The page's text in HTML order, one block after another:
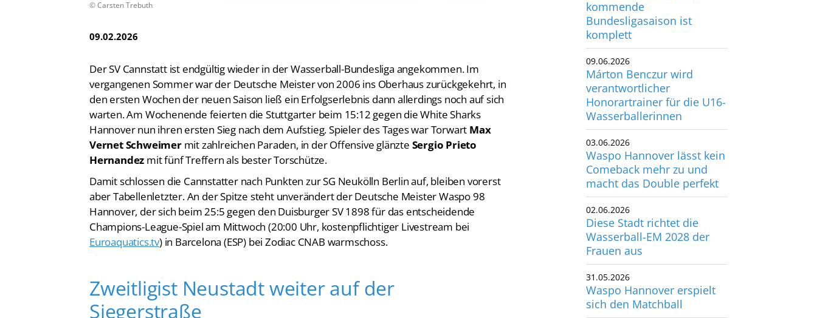
vergangenen Sommer war der Deutsche Meister von 2006 ins Oberhaus zurückgekehrt, in
den ersten Wochen der neuen Saison ließ ein Erfolgserlebnis dann allerdings noch auf sich
warten. Am Wochenende feierten die Stuttgarter beim 15:12 gegen die White Sharks
Hannover nun ihren ersten Sieg nach dem Aufstieg. Spieler des Tages war TorwartMax
Vernet Schweimermit zahlreichen Paraden, in der Offensive glänzteSergioPrieto
Hernandezmit fünf Treffern als bester Torschütze.
Damit schlossen die Cannstatter nach Punkten zur SG Neukölln Berlin auf, bleiben vorerst
aber Tabellenletzter. An der Spitze steht unverändert der Deutsche Meister Waspo 98
Hannover, der sich beim 25:5 gegen denDuisburger SV 1898 für das entscheidende
Champions-League-Spiel am Mittwoch (20:00 Uhr, kostenpflichtiger Livestream bei
Euroaquatics.tv) in Barcelona (ESP) bei Zodiac CNAB warmschoss.
Siegerstraße
Bundesligasaison ist
komplett
09.06.2026
Márton Benczur wird
verantwortlicher
Honorartrainer für die U16-
Wasserballerinnen
Waspo Hannover lässt kein
Comeback mehr zu und
macht das Double perfekt
Diese Stadt richtet die
Wasserball-EM 2028 der
Frauen aus
Waspo Hannover erspielt
sich den Matchball